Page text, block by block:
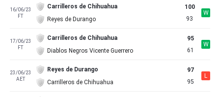
16/06/23
FT
Carrilleros de Chihuahua
Reyes de Durango
100
93
W
17/06/23
FT
Carrilleros de Chihuahua
Diablos Negros Vicente Guerrero
95
61
W
23/06/23
AET
Reyes de Durango
Carrilleros de Chihuahua
97
95
L